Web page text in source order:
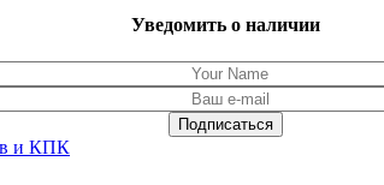
Уведомить о наличии
и КПК